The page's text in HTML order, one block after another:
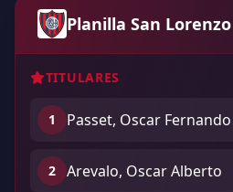
Planilla San Lorenzo
TITULARES
1 Passet, Oscar Fernando
2 Arevalo, Oscar Alberto